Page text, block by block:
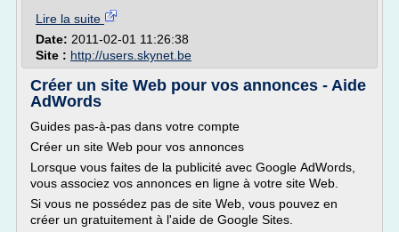
Lire la suite
Date: 2011-02-01 11:26:38
Site : http://users.skynet.be
Créer un site Web pour vos annonces - Aide
AdWords
Guides pas-à-pas dans votre compte
Créer un site Web pour vos annonces
Lorsque vous faites de la publicité avec Google AdWords,
vous associez vos annonces en ligne à votre site Web.
Si vous ne possédez pas de site Web, vous pouvez en
créer un gratuitement à l'aide de Google Sites.